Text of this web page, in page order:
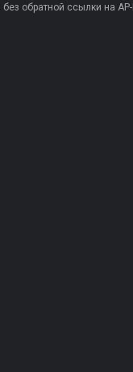
обратной ссылки на